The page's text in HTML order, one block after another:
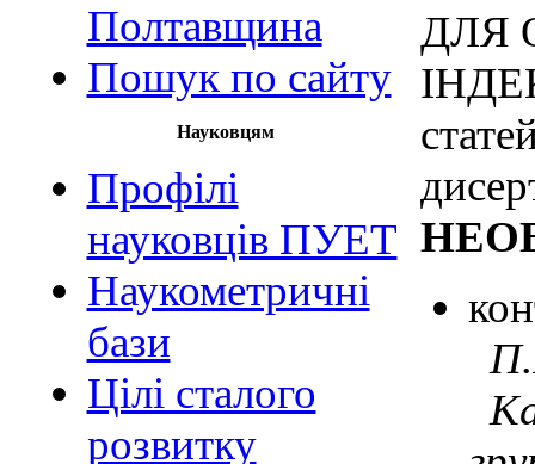
Полтавщина
Пошук по сайту
Науковцям
Профілі
науковців ПУЕТ
Наукометричні
бази
Цілі сталого
розвитку
ДЛЯ